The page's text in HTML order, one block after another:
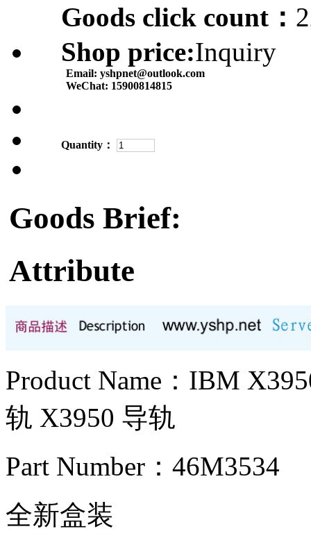
Goods click count：
Shop price:Inquiry
Email: yshpnet@outlook.com
WeChat: 15900814815
Quantity：
Goods Brief:
Attribute
Product Name：IBM
轨 X3950 导轨
Part Number：46M3534
全新盒装